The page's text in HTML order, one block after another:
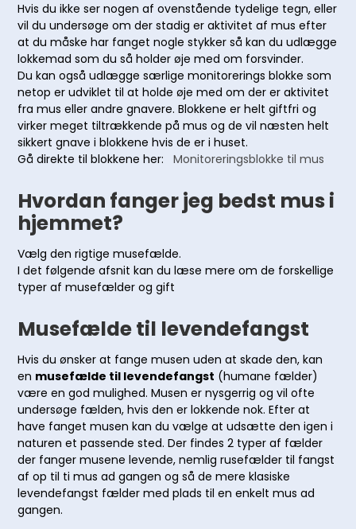
Hvis du ikke ser nogen af ovenstående tydelige tegn, eller
vil du undersøge om der stadig er aktivitet af mus efter
at du måske har fanget nogle stykker så kan du udlægge
lokkemad som du så holder øje med om forsvinder.
Du kan også udlægge særlige monitorerings blokke som
netop er udviklet til at holde øje med om der er aktivitet
fra mus eller andre gnavere. Blokkene er helt giftfri og
virker meget tiltrækkende på mus og de vil næsten helt
sikkert gnave i blokkene hvis de er i huset.
Gå direkte til blokkene her:Monitoreringsblokke til mus
Hvordan fanger jeg bedst mus i
hjemmet?
Vælg den rigtige musefælde.
I det følgende afsnit kan du læse mere om de forskellige
typer af musefælder og gift
Musefælde til levendefangst
Hvis du ønsker at fange musen uden at skade den, kan
en musefælde til levendefangst (humane fælder)
være en god mulighed. Musen er nysgerrig og vil ofte
undersøge fælden, hvis den er lokkende nok. Efter at
have fanget musen kan du vælge at udsætte den igen i
naturen et passende sted. Der findes 2 typer af fælder
der fanger musene levende, nemlig rusefælder til fangst
af op til ti mus ad gangen og så de mere klasiske
levendefangst fælder med plads til en enkelt mus ad
gangen.